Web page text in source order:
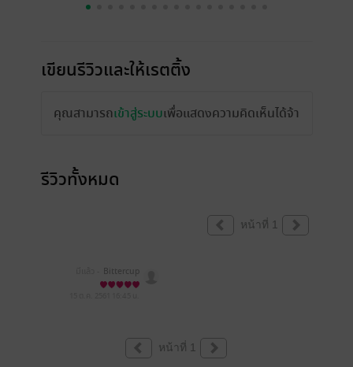
เขียนรีวิวและให้เรตติ้ง
คุณสามารถเข้าสู่ระบบเพื่อแสดงความคิดเห็นได้จ้า
รีวิวทั้งหมด
หน้าที่ 1
Bittercup
หน้าที่ 1